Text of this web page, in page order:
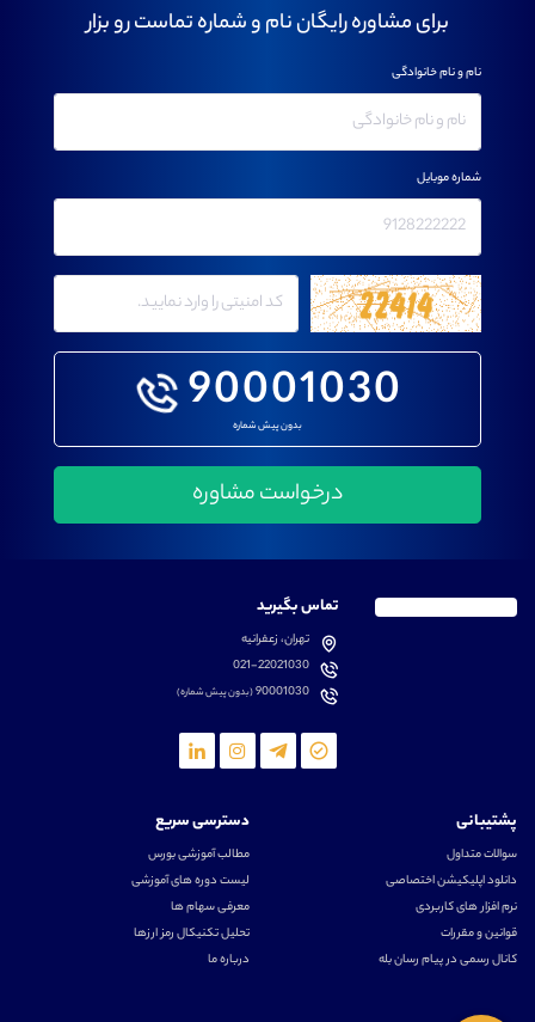
برای مشاوره رایگان نام و شماره تماست رو بزار
90001030
بدون پیش شماره
نام و نام خانوادگی
شماره موبایل
تماس بگیرید
تهران، زعفرانیه
021-22021030
90001030(بدون پیش شماره)
پشتیبانی
سوالات متداول
دانلود اپلیکیشن اختصاصی
نرم افزار های کاربردی
قوانین و مقررات
کانال رسمی در پیام رسان بله
دسترسی سریع
مطالب آموزشی بورس
لیست دوره های آموزشی
معرفی سهام ها
تحلیل تکنیکال رمز ارزها
درباره ما